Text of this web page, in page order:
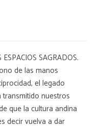
SAGRADOS.
de las manos
el legado
nuestros
que la cultura andina
decir vuelva a dar